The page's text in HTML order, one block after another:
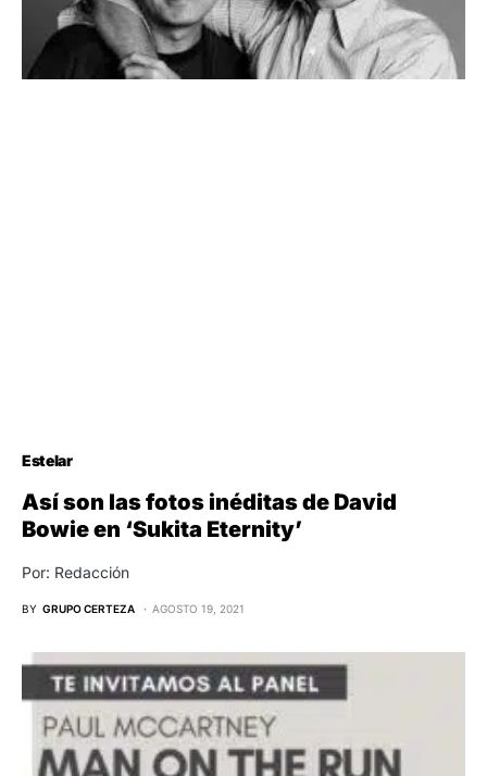
Estelar
Así son las fotos inéditas de David
Bowie en ‘Sukita Eternity’
Por: Redacción
BY GRUPO CERTEZA AGOSTO 19, 2021